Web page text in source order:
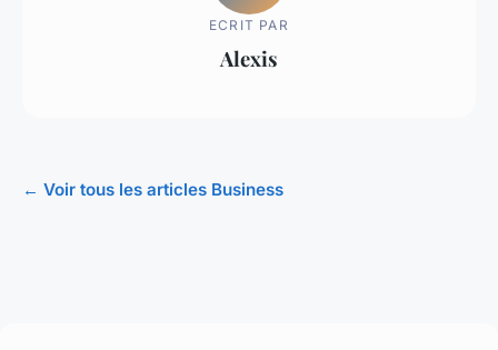
ECRIT PAR
Alexis
← Voir tous les articles Business